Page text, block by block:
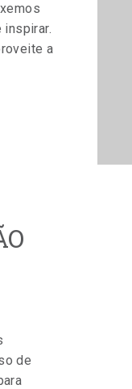
inspirar.
a
de